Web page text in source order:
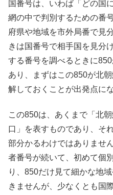
国番号は、いわば「どの国
網の中で判別するための番
府県や地域を市外局番で見
きは国番号で相手国を見分
する番号を調べるときに
あり、まずはこの850が北
解しておくことが出発点に
この850は、あくまで「北
口」を表すものであり、そ
部分かるわけではありませ
者番号が続いて、初めて個
り、850だけ見て細かな地
きませんが、少なくとも国